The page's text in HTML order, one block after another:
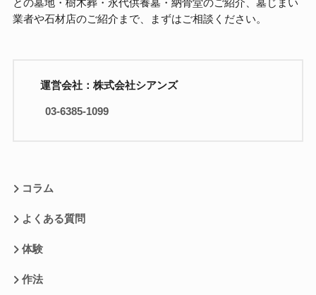
との墓地・樹木葬・永代供養墓・納骨堂のご紹介、墓じまい
業者や石材店のご紹介まで、まずはご相談ください。
運営会社：株式会社シアンズ
03-6385-1099
コラム
よくある質問
体験
作法